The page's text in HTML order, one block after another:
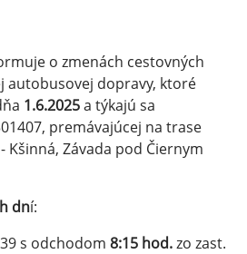
o zmenách cestovných
autobusovej dopravy, ktoré
1.6.2025a týkajú sa
premávajúcej na trase
Kšinná, Závada pod Čiernym
dní:
s odchodom 8:15 hod.zo zast.